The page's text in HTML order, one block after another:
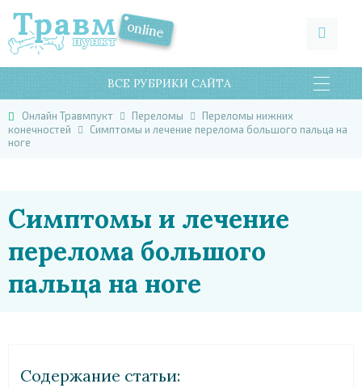
ВСЕ РУБРИКИ САЙТА
Онлайн Травмпукт Переломы
Переломы нижних
конечностей
Симптомы и лечение перелома большого пальца на
ноге
Симптомы и лечение
перелома большого
пальца на ноге
Cодержание статьи: